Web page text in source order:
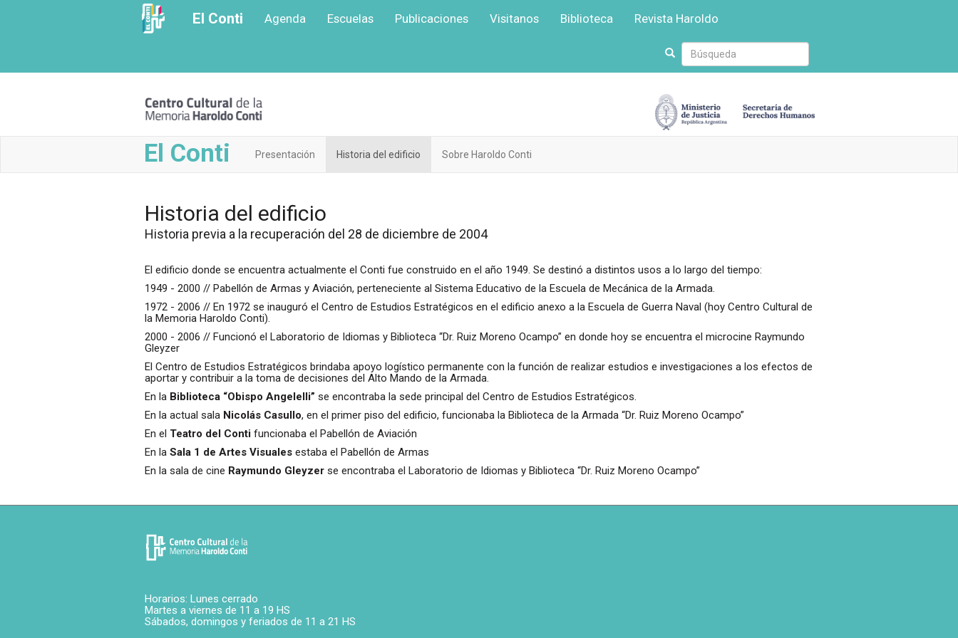
El Conti Agenda Escuelas Publicaciones Visitanos Biblioteca Revista Haroldo
Escriba
su
El Conti Presentación Historia del edificio Sobre Haroldo Conti
Historia del edificio
Historia previa a la recuperación del 28 de diciembre de 2004
El edificio donde se encuentra actualmente el Conti fue construido en el año 1949. Se destinó a distintos usos a lo largo del tiempo:
1949 - 2000 // Pabellón de Armas y Aviación, perteneciente al Sistema Educativo de la Escuela de Mecánica de la Armada.
1972 - 2006 // En 1972 se inauguró el Centro de Estudios Estratégicos en el edificio anexo a la Escuela de Guerra Naval (hoy Centro Cultural de
la Memoria Haroldo Conti).
2000 - 2006 // Funcionó el Laboratorio de Idiomas y Biblioteca “Dr. Ruiz Moreno Ocampo” en donde hoy se encuentra el microcine Raymundo
Gleyzer
El Centro de Estudios Estratégicos brindaba apoyo logístico permanente con la función de realizar estudios e investigaciones a los efectos de
aportar y contribuir a la toma de decisiones del Alto Mando de la Armada.
En la Biblioteca “Obispo Angelelli” se encontraba la sede principal del Centro de Estudios Estratégicos.
En la actual sala Nicolás Casullo, en el primer piso del edificio, funcionaba la Biblioteca de la Armada “Dr. Ruiz Moreno Ocampo”
En el Teatro del Contifuncionaba el Pabellón de Aviación
En la Sala 1 de Artes Visualesestaba el Pabellón de Armas
En la sala de cine Raymundo Gleyzerse encontraba el Laboratorio de Idiomas y Biblioteca “Dr. Ruiz Moreno Ocampo”
Horarios: Lunes cerrado
Martes a viernes de 11 a 19 HS
Sábados, domingos y feriados de 11 a 21 HS